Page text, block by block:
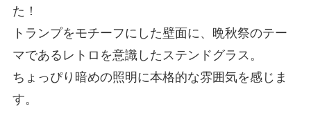
た！
トランプをモチーフにした壁面に、晩秋祭のテー
マであるレトロを意識したステンドグラス。
ちょっぴり暗めの照明に本格的な雰囲気を感じま
す。